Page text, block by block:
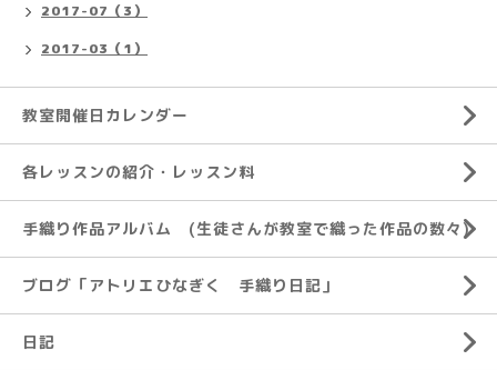
2017-07（3）
2017-03（1）
教室開催日カレンダー
各レッスンの紹介・レッスン料
手織り作品アルバム (生徒さんが教室で織った作品の数々)
ブログ「アトリエひなぎく 手織り日記」
日記